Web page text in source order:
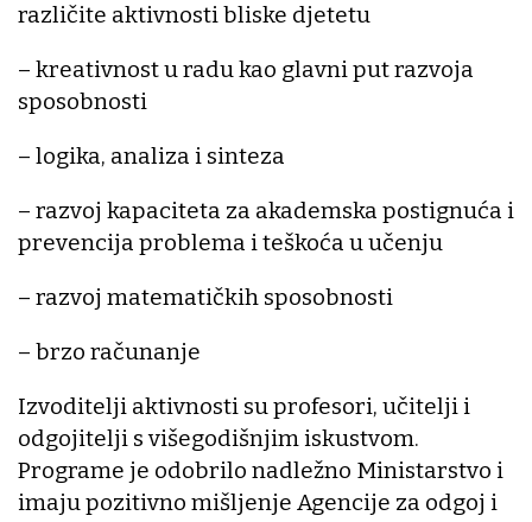
različite aktivnosti bliske djetetu
– kreativnost u radu kao glavni put razvoja
sposobnosti
– logika, analiza i sinteza
– razvoj kapaciteta za akademska postignuća i
prevencija problema i teškoća u učenju
– razvoj matematičkih sposobnosti
– brzo računanje
Izvoditelji aktivnosti su profesori, učitelji i
odgojitelji s višegodišnjim iskustvom.
Programe je odobrilo nadležno Ministarstvo i
imaju pozitivno mišljenje Agencije za odgoj i